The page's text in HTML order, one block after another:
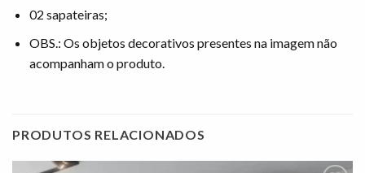
02 sapateiras;
OBS.: Os objetos decorativos presentes na imagem não
acompanham o produto.
PRODUTOS RELACIONADOS